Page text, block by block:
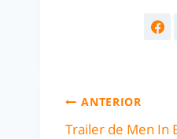
ANTERIOR
Trailer de Men In